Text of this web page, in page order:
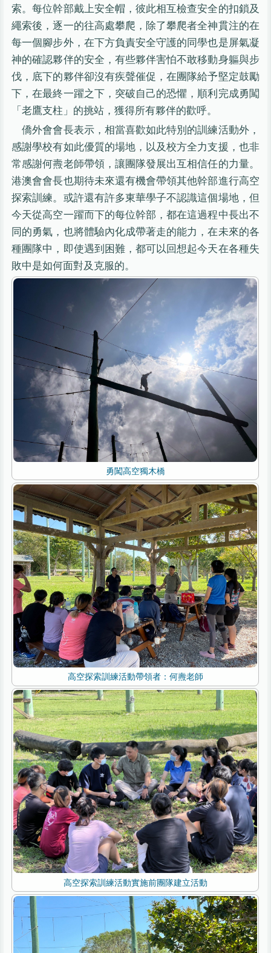
索。每位幹部戴上安全帽，彼此相互檢查安全的扣鎖及
繩索後，逐一的往高處攀爬，除了攀爬者全神貫注的在
每一個腳步外，在下方負責安全守護的同學也是屏氣凝
神的確認夥伴的安全，有些夥伴害怕不敢移動身軀與步
伐，底下的夥伴卻沒有疾聲催促，在團隊給予堅定鼓勵
下，在最終一躍之下，突破自己的恐懼，順利完成勇闖
「老鷹支柱」的挑站，獲得所有夥伴的歡呼。
僑外會會長表示，相當喜歡如此特別的訓練活動外，
感謝學校有如此優質的場地，以及校方全力支援，也非
常感謝何燾老師帶領，讓團隊發展出互相信任的力量。
港澳會會長也期待未來還有機會帶領其他幹部進行高空
探索訓練。或許還有許多東華學子不認識這個場地，但
今天從高空一躍而下的每位幹部，都在這過程中長出不
同的勇氣，也將體驗內化成帶著走的能力，在未來的各
種團隊中，即使遇到困難，都可以回想起今天在各種失
敗中是如何面對及克服的。
勇闖高空獨木橋
高空探索訓練活動帶領者：何燾老師
高空探索訓練活動實施前團隊建立活動